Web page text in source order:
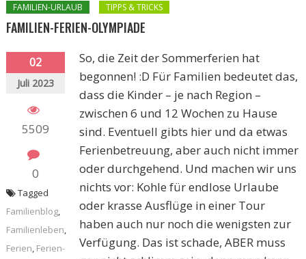
FAMILIEN-URLAUB TIPPS & TRICKS
FAMILIEN-FERIEN-OLYMPIADE
02
Juli 2023
5509
0
So, die Zeit der Sommerferien hat
begonnen! :D Für Familien bedeutet das,
dass die Kinder – je nach Region –
zwischen 6 und 12 Wochen zu Hause
sind. Eventuell gibts hier und da etwas
Ferienbetreuung, aber auch nicht immer
oder durchgehend. Und machen wir uns
nichts vor: Kohle für endlose Urlaube
oder krasse Ausflüge in einer Tour
haben auch nur noch die wenigsten zur
Verfügung. Das ist schade, ABER muss
Tagged
Familienblog,
Familienleben,
Ferien, Ferien-